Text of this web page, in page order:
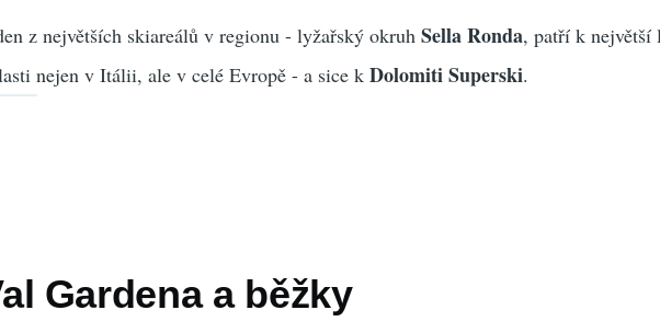
z největších skiareálů v regionu - lyžařský okruhSella Ronda, patří k největší
nejen v Itálii, ale v celé Evropě - a sice kDolomiti Superski.
Gardena a běžky